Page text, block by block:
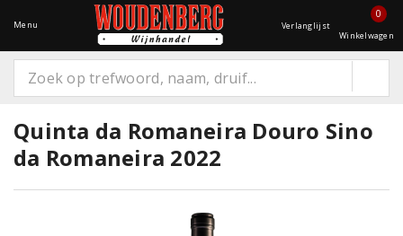
Menu Verlanglijst
0
Winkelwagen
Quinta da Romaneira Douro Sino
da Romaneira 2022